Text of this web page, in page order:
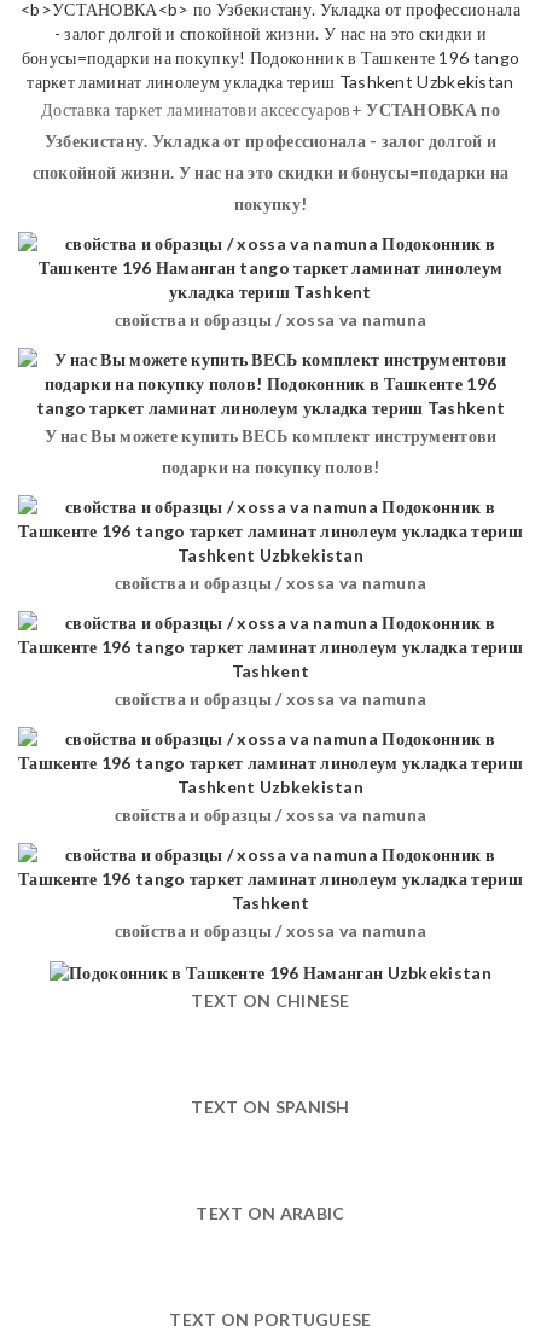
Доставка таркет ламинатови аксессуаров+УСТАНОВКАпо
Узбекистану. Укладка от профессионала - залог долгой и
спокойной жизни. У нас на это скидки и бонусы=подарки на
покупку!
свойства и образцы / xossa va namuna
У нас Вы можете купить ВЕСЬ комплект инструментови
подарки на покупку полов!
свойства и образцы / xossa va namuna
свойства и образцы / xossa va namuna
свойства и образцы / xossa va namuna
свойства и образцы / xossa va namuna
TEXT ON CHINESE
TEXT ON SPANISH
TEXT ON ARABIC
TEXT ON PORTUGUESE